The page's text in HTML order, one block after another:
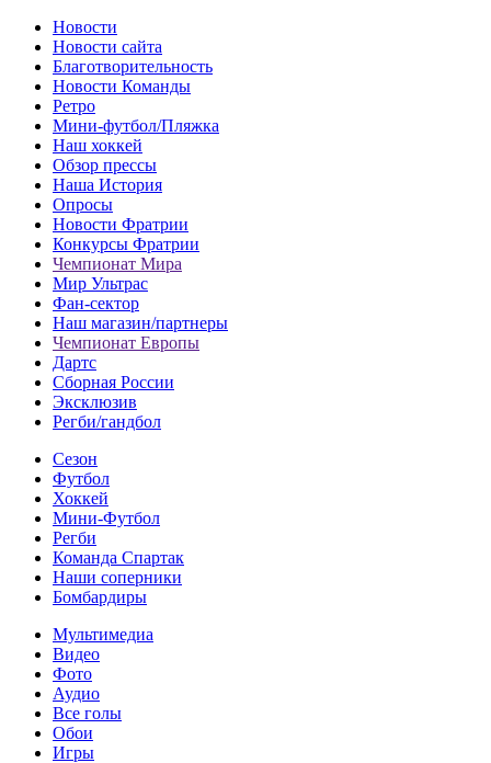
Новости
Новости сайта
Благотворительность
Новости Команды
Ретро
Мини-футбол/Пляжка
Наш хоккей
Обзор прессы
Наша История
Опросы
Новости Фратрии
Конкурсы Фратрии
Чемпионат Мира
Мир Ультрас
Фан-cектор
Наш магазин/партнеры
Чемпионат Европы
Дартс
Сборная России
Эксклюзив
Регби/гандбол
Сезон
Футбол
Хоккей
Мини-Футбол
Регби
Команда Спартак
Наши соперники
Бомбардиры
Мультимедиа
Видео
Фото
Аудио
Все голы
Обои
Игры